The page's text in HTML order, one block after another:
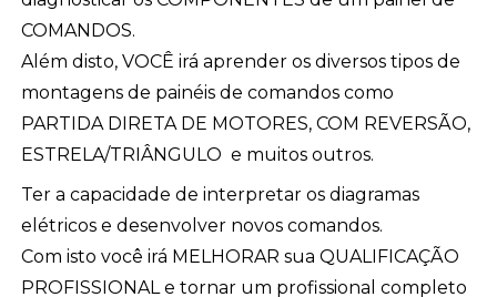
COMANDOS.
Além disto, VOCÊ irá aprender os diversos tipos de
montagens de painéis de comandos como
PARTIDA DIRETA DE MOTORES, COM REVERSÃO,
ESTRELA/TRIÂNGULO e muitos outros.
Ter a capacidade de interpretar os diagramas
elétricos e desenvolver novos comandos.
Com isto você irá MELHORAR sua QUALIFICAÇÃO
PROFISSIONAL e tornar um profissional completo